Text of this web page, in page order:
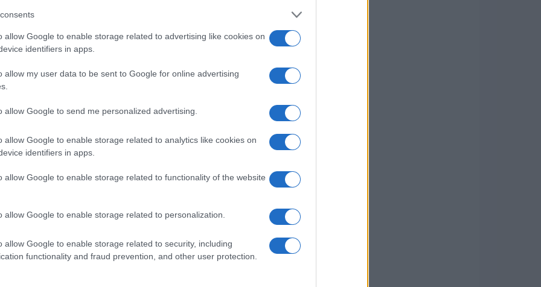
allow Google to enable storage related to advertising like cookies on
identifiers in apps.
allow my user data to be sent to Google for online advertising
allow Google to send me personalized advertising.
allow Google to enable storage related to analytics like cookies on
identifiers in apps.
allow Google to enable storage related to functionality of the website
allow Google to enable storage related to personalization.
allow Google to enable storage related to security, including
functionality and fraud prevention, and other user protection.
configuraram essa estrutura como o padrão para
o processo de remessa de
quantias exatas exigidas nas liquidações de
surpresas com custos invisíveis. Essa mudança
vias digitais, tornando o processo muito mais ágil.